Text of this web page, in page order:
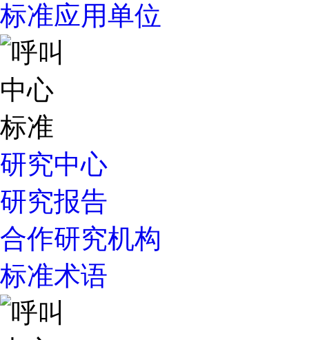
标准应用单位
研究中心
研究报告
合作研究机构
标准术语